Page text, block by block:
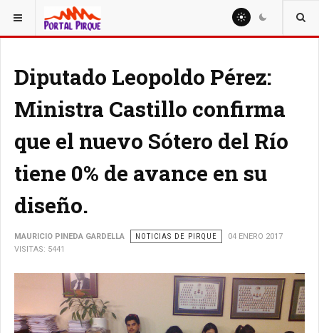
ESTÁ AQUÍ: NOTICIAS
Diputado Leopoldo Pérez:
Ministra Castillo confirma
que el nuevo Sótero del Río
tiene 0% de avance en su
diseño.
MAURICIO PINEDA GARDELLA NOTICIAS DE PIRQUE
04 ENERO 2017
VISITAS: 5441